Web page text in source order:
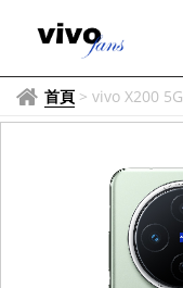
首頁 > vivo X200 5G